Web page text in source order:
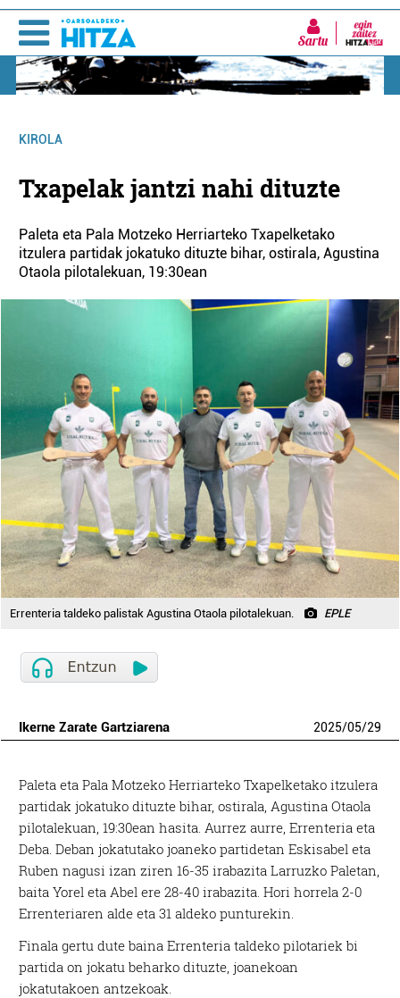
Sartu
KIROLA
Txapelak jantzi nahi dituzte
Paleta eta Pala Motzeko Herriarteko Txapelketako
itzulera partidak jokatuko dituzte bihar, ostirala, Agustina
Otaola pilotalekuan, 19:30ean
Errenteria taldeko palistak Agustina Otaola pilotalekuan. EPLE
Ikerne Zarate Gartziarena 2025/05/29
Paleta eta Pala Motzeko Herriarteko Txapelketako itzulera
partidak jokatuko dituzte bihar, ostirala, Agustina Otaola
pilotalekuan, 19:30ean hasita. Aurrez aurre, Errenteria eta
Deba. Deban jokatutako joaneko partidetan Eskisabel eta
Ruben nagusi izan ziren 16-35 irabazita Larruzko Paletan,
baita Yorel eta Abel ere 28-40 irabazita. Hori horrela 2-0
Errenteriaren alde eta 31 aldeko punturekin.
Finala gertu dute baina Errenteria taldeko pilotariek bi
partida on jokatu beharko dituzte, joanekoan
jokatutakoen antzekoak.